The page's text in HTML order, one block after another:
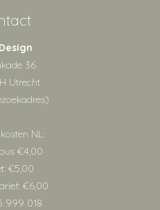
36
Utrecht
NL:
€4,00
€5,00
€6,00
999 018